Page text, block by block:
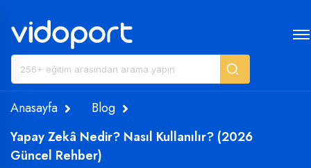
Anasayfa
Blog
Yapay Zekâ Nedir? Nasıl Kullanılır? (2026
Güncel Rehber)